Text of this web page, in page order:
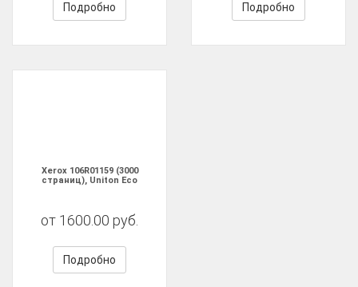
Подробно Подробно
Xerox 106R01159 (3000
страниц), Uniton Eco
от 1600.00 руб.
Подробно